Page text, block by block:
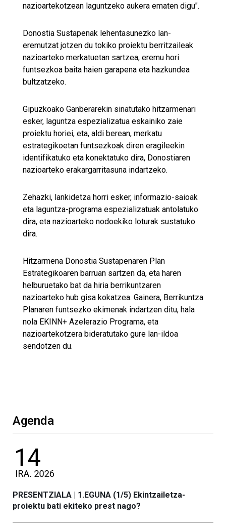
nazioartekotzean laguntzeko aukera ematen digu".
Donostia Sustapenak lehentasunezko lan-
eremutzat jotzen du tokiko proiektu berritzaileak
nazioarteko merkatuetan sartzea, eremu hori
funtsezkoa baita haien garapena eta hazkundea
bultzatzeko.
Gipuzkoako Ganberarekin sinatutako hitzarmenari
esker, laguntza espezializatua eskainiko zaie
proiektu horiei, eta, aldi berean, merkatu
estrategikoetan funtsezkoak diren eragileekin
identifikatuko eta konektatuko dira, Donostiaren
nazioarteko erakargarritasuna indartzeko.
Zehazki, lankidetza horri esker, informazio-saioak
eta laguntza-programa espezializatuak antolatuko
dira, eta nazioarteko nodoekiko loturak sustatuko
dira.
Hitzarmena Donostia Sustapenaren Plan
Estrategikoaren barruan sartzen da, eta haren
helburuetako bat da hiria berrikuntzaren
nazioarteko hub gisa kokatzea. Gainera, Berrikuntza
Planaren funtsezko ekimenak indartzen ditu, hala
nola EKINN+ Azelerazio Programa, eta
nazioartekotzera bideratutako gure lan-ildoa
sendotzen du.
Agenda
PRESENTZIALA | 1.EGUNA (1/5) Ekintzailetza-
proiektu bati ekiteko prest nago?